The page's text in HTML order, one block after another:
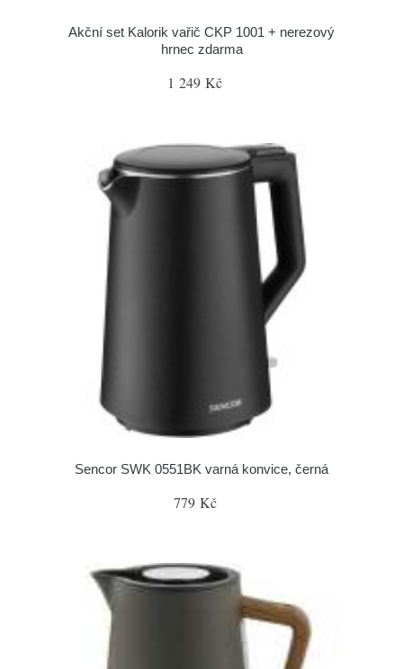
Akční set Kalorik vařič CKP 1001 + nerezový
hrnec zdarma
1 249 Kč
Sencor SWK 0551BK varná konvice, černá
779 Kč